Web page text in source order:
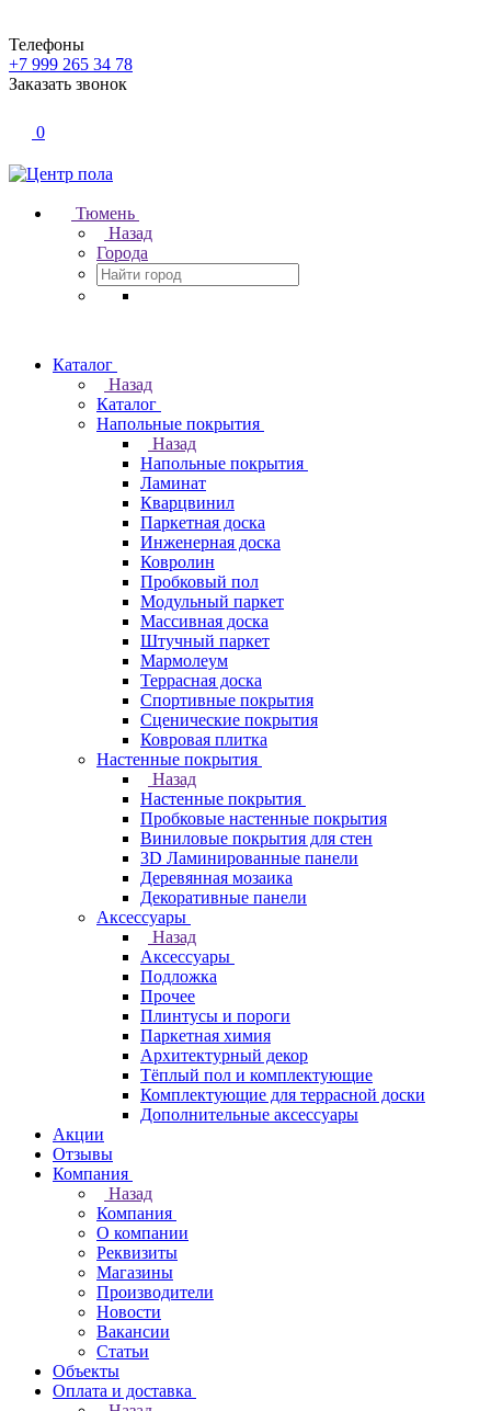
Телефоны
+7 999 265 34 78
Заказать звонок
0
Тюмень
Назад
Города
Каталог
Назад
Каталог
Напольные покрытия
Назад
Напольные покрытия
Ламинат
Кварцвинил
Паркетная доска
Инженерная доска
Ковролин
Пробковый пол
Модульный паркет
Массивная доска
Штучный паркет
Мармолеум
Террасная доска
Спортивные покрытия
Сценические покрытия
Ковровая плитка
Настенные покрытия
Назад
Настенные покрытия
Пробковые настенные покрытия
Виниловые покрытия для стен
3D Ламинированные панели
Деревянная мозаика
Декоративные панели
Аксессуары
Назад
Аксессуары
Подложка
Прочее
Плинтусы и пороги
Паркетная химия
Архитектурный декор
Тёплый пол и комплектующие
Комплектующие для террасной доски
Дополнительные аксессуары
Акции
Отзывы
Компания
Назад
Компания
О компании
Реквизиты
Магазины
Производители
Новости
Вакансии
Статьи
Объекты
Оплата и доставка